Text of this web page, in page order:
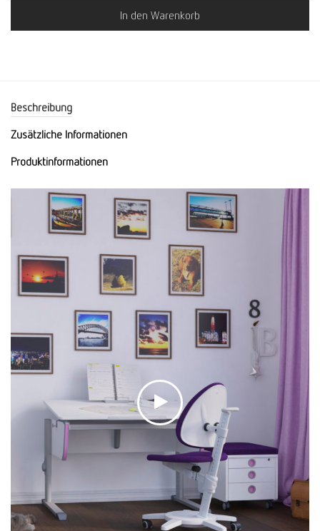
In den Warenkorb
Beschreibung
Zusätzliche Informationen
Produktinformationen